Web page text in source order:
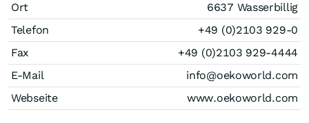
Ort
6637 Wasserbillig
Telefon
+49 (0)2103 929-0
Fax
+49 (0)2103 929-4444
E-Mail
info@oekoworld.com
Webseite
www.oekoworld.com